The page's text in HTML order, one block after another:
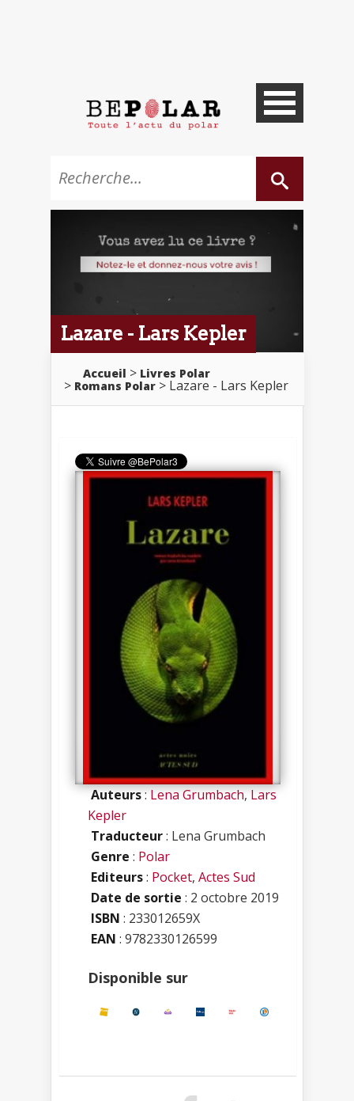
Lazare - Lars Kepler
Accueil
Livres Polar
Romans Polar
Lazare - Lars Kepler
Auteurs:Lena Grumbach,Lars
Kepler
Traducteur: Lena Grumbach
Genre : Polar
Editeurs: Pocket, Actes Sud
Date de sortie : 2 octobre 2019
ISBN : 233012659X
EAN : 9782330126599
Disponible sur